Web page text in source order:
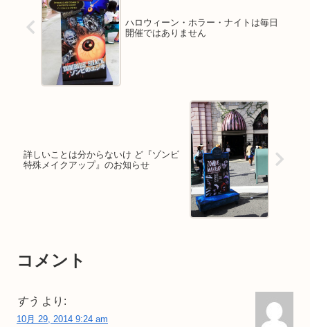
ハロウィーン・ホラー・ナイトは毎日
開催ではありません
詳しいことは分からないけ ど『ゾンビ
特殊メイクアップ』のお知らせ
コメント
すう より:
10月 29, 2014 9:24 am